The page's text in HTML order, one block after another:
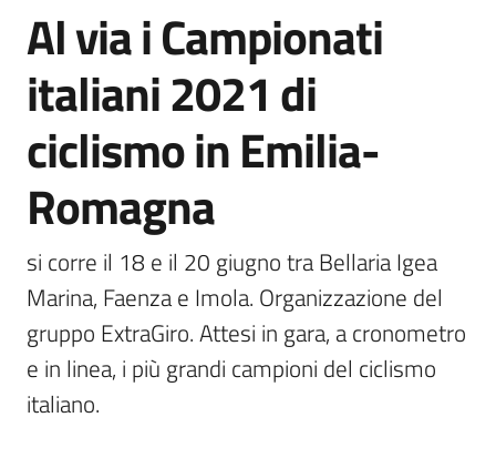
Novità
Menu selezionato
Vivere
Imola
V
i
s
Salta al contenuto
Al via i Campionati
italiani 2021 di
ciclismo in Emilia-
Romagna
si corre il 18 e il 20 giugno tra Bellaria Igea
Marina, Faenza e Imola. Organizzazione del
gruppo ExtraGiro. Attesi in gara, a cronometro
e in linea, i più grandi campioni del ciclismo